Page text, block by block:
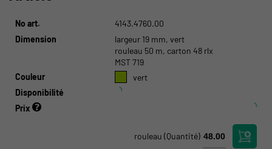
No art.
4143.4760.00
Dimension
largeur 19 mm, vert
rouleau 50 m, carton 48 rlx
MST 719
Couleur
vert
Disponibilité
Prix
rouleau (Quantité)